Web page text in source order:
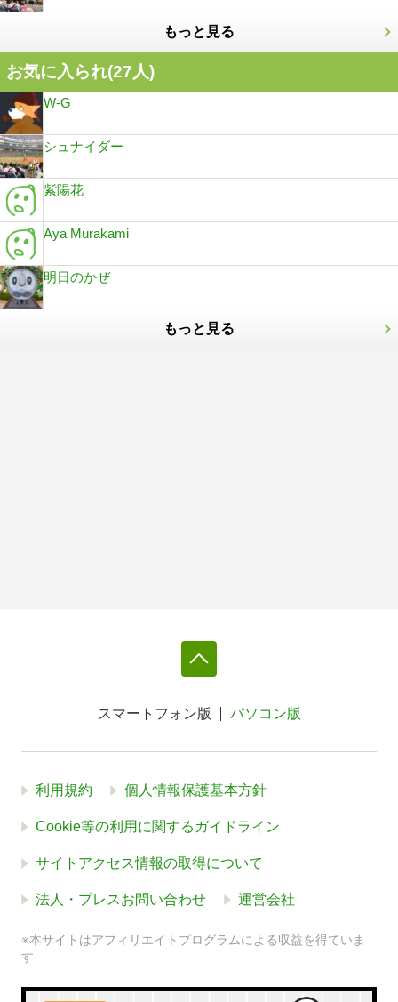
もっと見る
お気に入られ(27人)
W-G
シュナイダー
紫陽花
Aya Murakami
明日のかぜ
もっと見る
スマートフォン版 パソコン版
利用規約 個人情報保護基本方針
Cookie等の利用に関するガイドライン
サイトアクセス情報の取得について
法人・プレスお問い合わせ 運営会社
※本サイトはアフィリエイトプログラムによる収益を得ていま
す